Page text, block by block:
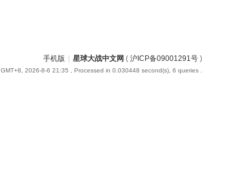
手机版 星球大战中文网 ( 沪ICP备09001291号 )
GMT+8, 2026-8-6 21:35 , Processed in 0.030448 second(s), 6 queries .